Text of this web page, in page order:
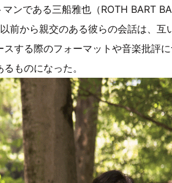
ンである三船雅也（ROTH BART
前から親交のある彼らの会話は、互
する際のフォーマットや音楽批評に
ものになった。